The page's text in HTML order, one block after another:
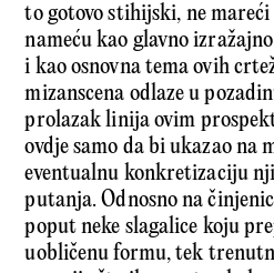
to gotovo stihijski, ne
nameću kao glavno
i kao osnovna tema ovih
mizanscena odlaze u
prolazak linija ovim
ovdje samo da bi ukazao na
eventualnu konkretizaciju
putanja. Odnosno na
poput neke slagalice koju
uobličenu formu, tek